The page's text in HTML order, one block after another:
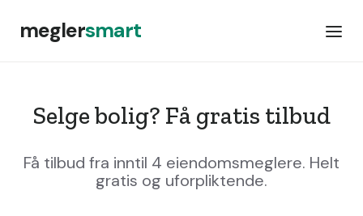
meglersmart
Selge bolig? Få gratis tilbud
Få tilbud fra inntil 4 eiendomsmeglere. Helt
gratis og uforpliktende.